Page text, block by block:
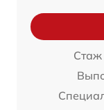
Стаж